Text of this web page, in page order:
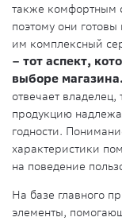
также комфортным
поэтому они готовы
им комплексный
– тот аспект,
выборе магазина.
отвечает владелец,
продукцию
годности.
характеристики
на поведение
На базе главного
элементы,